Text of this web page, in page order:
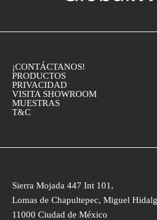
¡CONTÁCTANOS!
PRODUCTOS
PRIVACIDAD
VISITA SHOWROOM
MUESTRAS
T&C
Sierra Mojada 447 Int 101,
Lomas de Chapultepec, Miguel
11000 Ciudad de México